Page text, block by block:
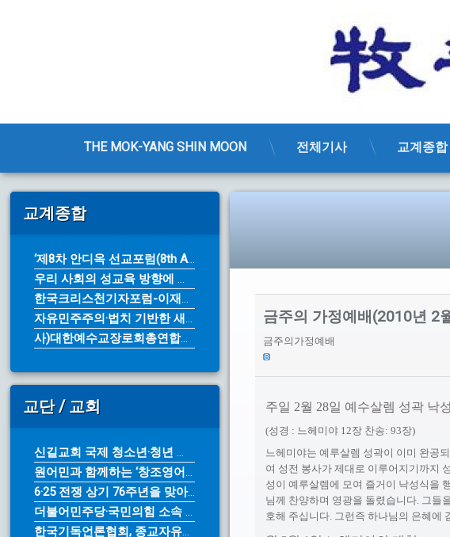
콘
텐
THE MOK-YANG SHIN MOON 전체기사 교계종합
금주의 가정예배(2010년 2
금주의가정예배
주일 2월 28일 예수살렘 성곽 낙
(성경 : 느헤미야 12장 찬송: 93장)
느헤미야는 예루살렘 성곽이 이미 완공
여 성전 봉사가 제대로 이루어지기까지
성이 예루살렘에 모여 즐거이 낙성식을
님께 찬양하며 영광을 돌렸습니다. 그들
호해 주십니다. 그런즉 하나님의 은혜에
교계종합
‘제8차 안디옥 선교포럼(8th An...
우리 사회의 성교육 방향에 대한 근본...
한국크리스천기자포럼-이재명 대통령의 ...
자유민주주의·법치 기반한 새로운 10...
사)대한예수교장로회총연합회 제76주년...
교단 / 교회
신길교회 국제 청소년·청년 성령 컨퍼...
원어민과 함께하는 ‘창조영어캠프’ 7...
6·25 전쟁 상기 76주년을 맞아 ...
더불어민주당·국민의힘 소속 광역단체장...
한국기독언론협회, 종교자유정책연구원에...